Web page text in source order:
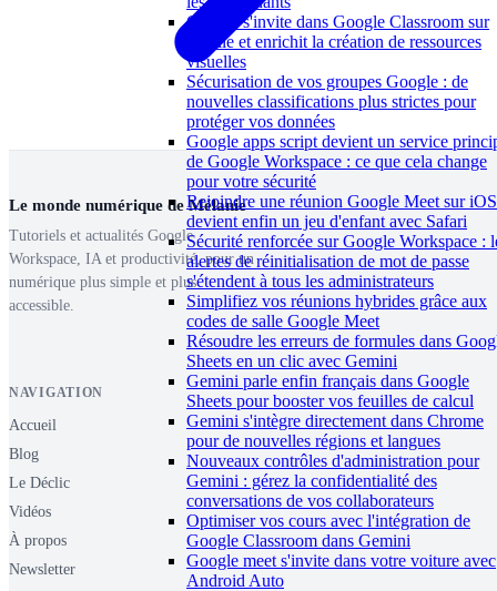
Gemini s'invite dans Google Classroom sur
mobile et enrichit la création de ressources
visuelles
Sécurisation de vos groupes Google : de
nouvelles classifications plus strictes pour
protéger vos données
Google apps script devient un service
de Google Workspace : ce que cela change
pour votre sécurité
Rejoindre une réunion Google Meet sur iOS
devient enfin un jeu d'enfant avec Safari
Sécurité renforcée sur Google Workspace :
alertes de réinitialisation de mot de passe
s'étendent à tous les administrateurs
Simplifiez vos réunions hybrides grâce aux
codes de salle Google Meet
Résoudre les erreurs de formules dans
Sheets en un clic avec Gemini
Gemini parle enfin français dans Google
Sheets pour booster vos feuilles de calcul
Gemini s'intègre directement dans Chrome
pour de nouvelles régions et langues
Nouveaux contrôles d'administration pour
Gemini : gérez la confidentialité des
conversations de vos collaborateurs
Optimiser vos cours avec l'intégration de
Google Classroom dans Gemini
Google meet s'invite dans votre voiture avec
Android Auto
Le monde numérique de Mélanie
Tutoriels et actualités Google
Workspace, IA et productivité, pour un
numérique plus simple et plus
accessible.
NAVIGATION
Accueil
Blog
Le Déclic
Vidéos
À propos
Newsletter